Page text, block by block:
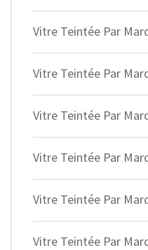
Vitre Teintée Par
Vitre Teintée Par
Vitre Teintée Par
Vitre Teintée Par
Vitre Teintée Par
Vitre Teintée Par